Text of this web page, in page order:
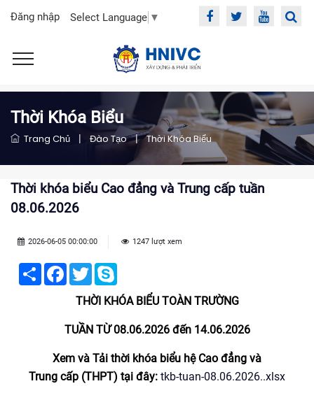
Đăng nhập Select Language ▼
Thời Khóa Biểu
Trang Chủ | Đào Tạo | Thời Khóa Biểu
Thời khóa biểu Cao đẳng và Trung cấp tuần
08.06.2026
2026-06-05 00:00:00 1247 lượt xem
Share Facebook
Twitter
THỜI KHÓA BIỂU TOÀN TRƯỜNG
TUẦN TỪ 08.06.2026 đến 14.06.2026
Xem và Tải thời khóa biểu hệ Cao đẳng và
Trung cấp (THPT) tại đây: tkb-tuan-08.06.2026..xlsx